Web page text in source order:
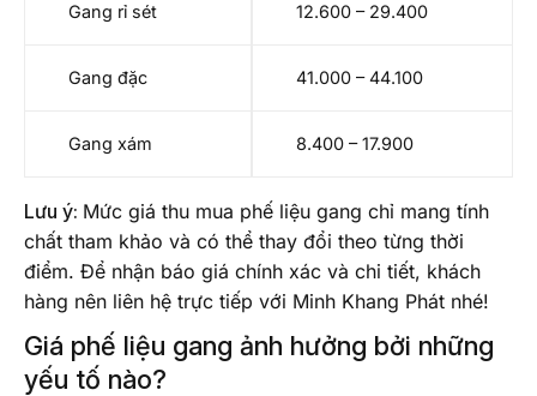
Gang rỉ sét 12.600 – 29.400
Gang đặc 41.000 – 44.100
Gang xám 8.400 – 17.900
Lưu ý: Mức giá thu mua phế liệu gang chỉ mang tính
chất tham khảo và có thể thay đổi theo từng thời
điểm. Để nhận báo giá chính xác và chi tiết, khách
hàng nên liên hệ trực tiếp với Minh Khang Phát nhé!
Giá phế liệu gang ảnh hưởng bởi những
yếu tố nào?